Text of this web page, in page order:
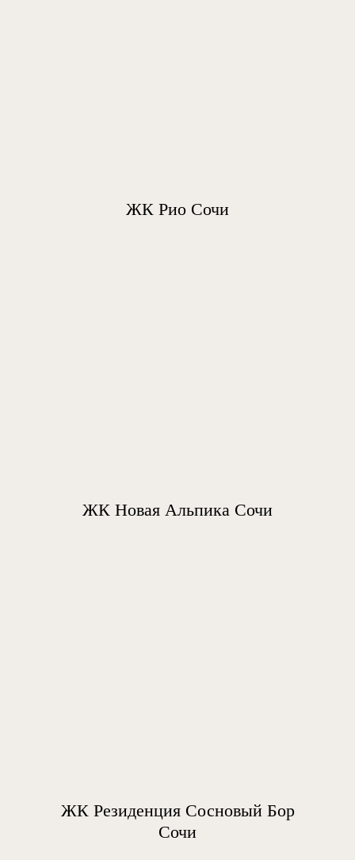
ЖК Рио Сочи
ЖК Новая Альпика Сочи
ЖК Резиденция Сосновый Бор
Сочи